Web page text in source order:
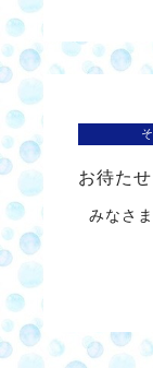
お待た
みなさ